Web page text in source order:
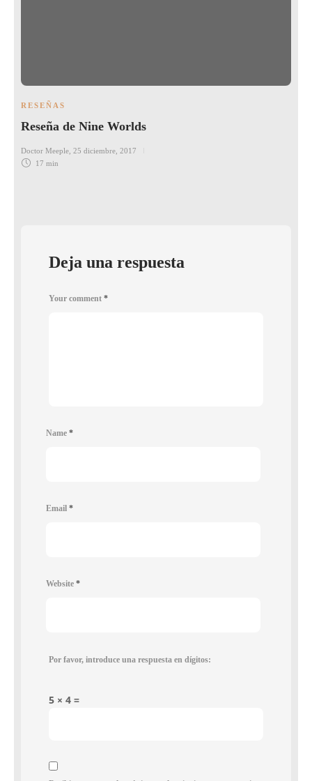
RESEÑAS
Reseña de Nine Worlds
Doctor Meeple 25 diciembre, 2017
17 min
Deja una respuesta
Your comment *
Name *
Email *
Website *
Por favor, introduce una respuesta en dígitos:
5 × 4 =